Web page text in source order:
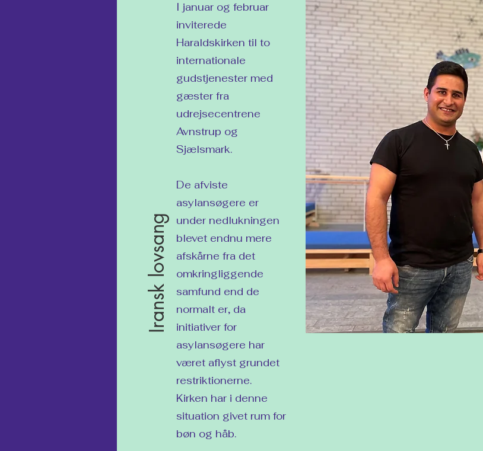
Iransk lovsang
I januar og februar
inviterede
Haraldskirken til to
internationale
gudstjenester med
gæster fra
udrejsecentrene
Avnstrup og
Sjælsmark.
De afviste
asylansøgere er
under nedlukningen
blevet endnu mere
afskårne fra det
omkringliggende
samfund end de
normalt er, da
initiativer for
asylansøgere har
været aflyst grundet
restriktionerne.
Kirken har i denne
situation givet rum for
bøn og håb.